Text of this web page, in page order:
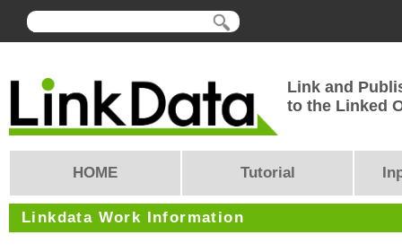
Link and
to the Linked
HOME Tutorial
Linkdata Work Information